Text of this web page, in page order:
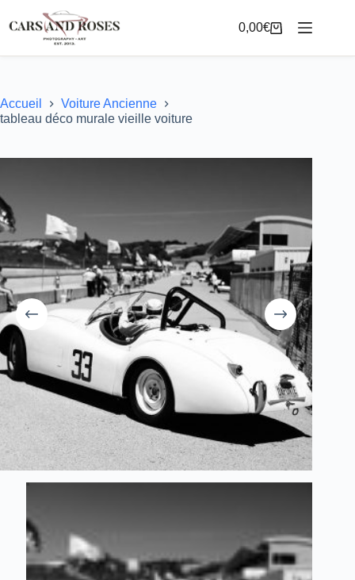
au
contenu
Panier
0,00€
Accueil
Voiture Ancienne
tableau déco murale vieille voiture